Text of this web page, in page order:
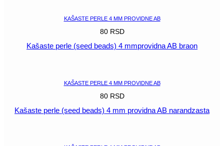
KAŠASTE PERLE 4 MM PROVIDNE AB
80 RSD
Kašaste perle (seed beads) 4 mmprovidna AB braon
KAŠASTE PERLE 4 MM PROVIDNE AB
80 RSD
Kašaste perle (seed beads) 4 mm providna AB narandzasta